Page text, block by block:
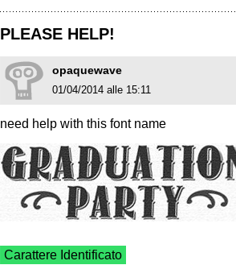
PLEASE HELP!
opaquewave
01/04/2014 alle 15:11
need help with this font name
Carattere Identificato